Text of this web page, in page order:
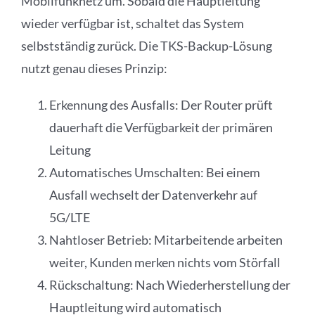
wieder verfügbar ist, schaltet das System
selbstständig zurück. Die TKS-Backup-Lösung
nutzt genau dieses Prinzip:
Erkennung des Ausfalls: Der Router prüft
dauerhaft die Verfügbarkeit der primären
Leitung
Automatisches Umschalten: Bei einem
Ausfall wechselt der Datenverkehr auf
5G/LTE
Nahtloser Betrieb: Mitarbeitende arbeiten
weiter, Kunden merken nichts vom Störfall
Rückschaltung: Nach Wiederherstellung der
Hauptleitung wird automatisch